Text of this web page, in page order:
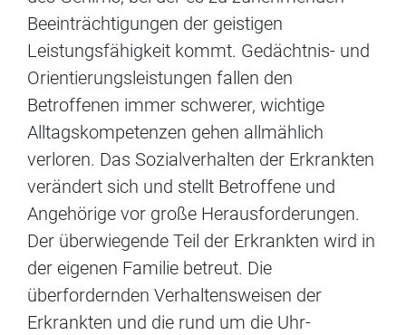
Beeinträchtigungen der geistigen
Leistungsfähigkeit kommt. Gedächtnis- und
Orientierungsleistungen fallen den
Betroffenen immer schwerer, wichtige
Alltagskompetenzen gehen allmählich
verloren. Das Sozialverhalten der Erkrankten
verändert sich und stellt Betroffene und
Angehörige vor große Herausforderungen.
Der überwiegende Teil der Erkrankten wird in
der eigenen Familie betreut. Die
überfordernden Verhaltensweisen der
Erkrankten und die rund um die Uhr-